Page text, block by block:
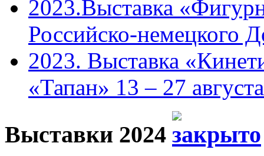
2023.Выставка
Российско-немецкого
2023. Выставка
«Тапан» 13 – 27 августа
Выставки 2024